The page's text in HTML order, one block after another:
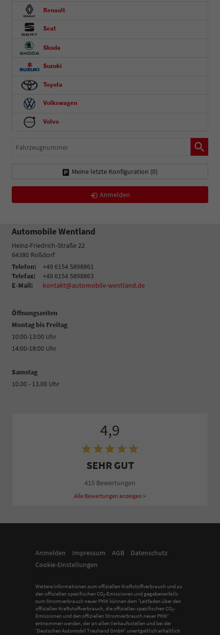
Renault
Seat
Skoda
Suzuki
Toyota
Volkswagen
Volvo
Fahrzeugnummer
Meine letzte Konfiguration (0)
Anmelden
Automobile Wentland
Heinz-Friedrich-Straße 22
64380 Roßdorf
Telefon:
+49 6154 5898861
Telefax:
+49 6154 5898863
E-Mail:
kontakt@automobile-wentland.de
Öffnungszeiten
Montag bis Freitag
10:00-13:00 Uhr
14:00-18:00 Uhr
Samstag
10.00 - 13.00 Uhr
4,9
SEHR GUT
415 Bewertungen
Alle Bewertungen anzeigen >
Anmelden Impressum AGB
Datenschutz
Cookie-Einstellungen
Weitere Informationen zum offiziellen Kraftstoffverbrauch und zu
den offiziellen spezifischen CO2-Emissionen und gegebenenfalls
zum Stromverbrauch neuer PKW können dem 'Leitfaden über den
offiziellen Kraftstoffverbrauch, die offiziellen spezifischen CO2-
Emissionen und den offiziellen Stromverbrauch neuer PKW'
entnommen werden, der an allen Verkaufsstellen und bei der
'Deutschen Automobil Treuhand GmbH' unentgeltlich erhältlich